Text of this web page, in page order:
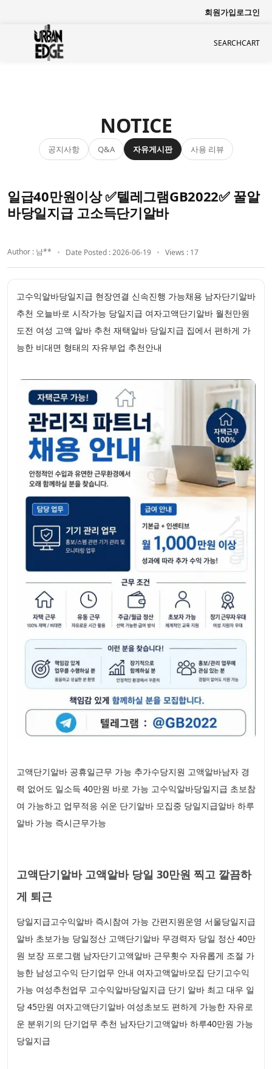
회원가입로그인
SEARCHCART
NOTICE
공지사항 Q&A 자유게시판 사용 리뷰
일급40만원이상 ✅텔레그램GB2022✅ 꿀알
바당일지급 고소득단기알바
Author : 남** Date Posted : 2026-06-19 Views : 17
고수익알바당일지급 현장연결 신속진행 가능채용 남자단기알바
추천 오늘바로 시작가능 당일지급 여자고액단기알바 월천만원
도전 여성 고액 알바 추천 재택알바 당일지급 집에서 편하게 가
능한 비대면 형태의 자유부업 추천안내
고액단기알바 공휴일근무 가능 추가수당지원 고액알바남자 경
력 없어도 일소득 40만원 바로 가능 고수익알바당일지급 초보참
여 가능하고 업무적응 쉬운 단기알바 모집중 당일지급알바 하루
알바 가능 즉시근무가능
고액단기알바 고액알바 당일 30만원 찍고 깔끔하
게 퇴근
당일지급고수익알바 즉시참여 가능 간편지원운영 서울당일지급
알바 초보가능 당일정산 고액단기알바 무경력자 당일 정산 40만
원 보장 프로그램 남자단기고액알바 근무횟수 자유롭게 조절 가
능한 남성고수익 단기업무 안내 여자고액알바모집 단기고수익
가능 여성추천업무 고수익알바당일지급 단기 알바 최고 대우 일
당 45만원 여자고액단기알바 여성초보도 편하게 가능한 자유로
운 분위기의 단기업무 추천 남자단기고액알바 하루40만원 가능
당일지급